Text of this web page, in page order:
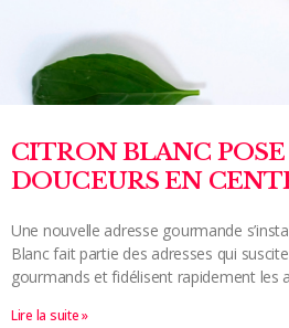
CITRON BLANC POSE
DOUCEURS EN
Une nouvelle adresse gourmande
Blanc fait partie des adresses qui
gourmands et fidélisent rapidement les
Lire la suite »